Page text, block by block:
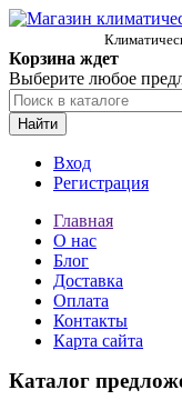
Корзина ждет
Выберите любое
Найти
Вход
Регистрация
Главная
О нас
Блог
Доставка
Оплата
Контакты
Карта сайта
Каталог